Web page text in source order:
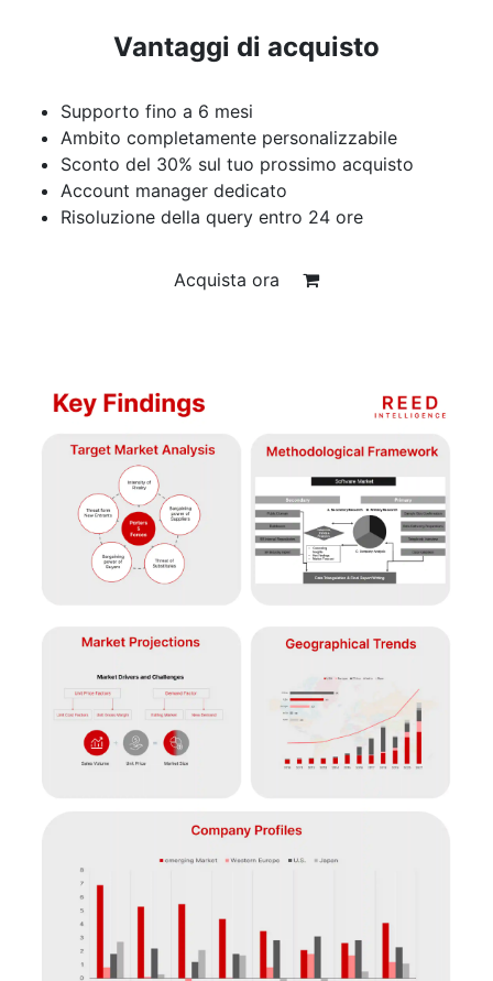
Vantaggi di acquisto
Supporto fino a 6 mesi
Ambito completamente personalizzabile
Sconto del 30% sul tuo prossimo acquisto
Account manager dedicato
Risoluzione della query entro 24 ore
Acquista ora